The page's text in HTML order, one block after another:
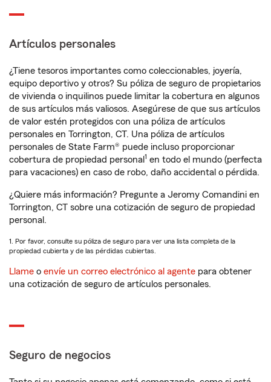
Artículos personales
¿Tiene tesoros importantes como coleccionables, joyería,
equipo deportivo y otros? Su póliza de seguro de propietarios
de vivienda o inquilinos puede limitar la cobertura en algunos
de sus artículos más valiosos. Asegúrese de que sus artículos
de valor estén protegidos con una póliza de artículos
personales en Torrington, CT. Una póliza de artículos
personales de State Farm® puede incluso proporcionar
cobertura de propiedad personal 1 en todo el mundo (perfecta
para vacaciones) en caso de robo, daño accidental o pérdida.
¿Quiere más información? Pregunte a Jeromy Comandini en
Torrington, CT sobre una cotización de seguro de propiedad
personal.
1. Por favor, consulte su póliza de seguro para ver una lista completa de la
propiedad cubierta y de las pérdidas cubiertas.
Llame o envíe un correo electrónico al agente para obtener
una cotización de seguro de artículos personales.
Seguro de negocios